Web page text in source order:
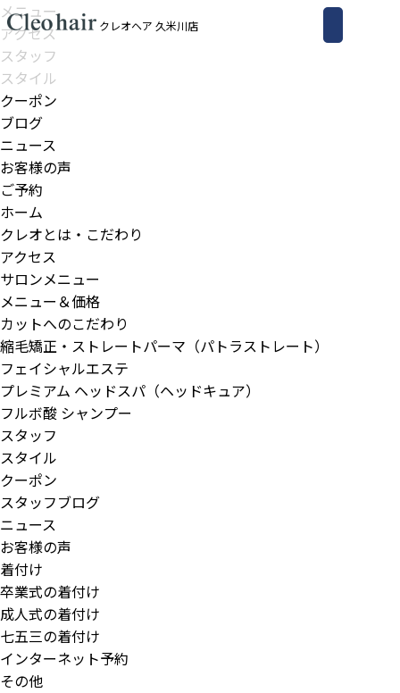
クレオヘア 久米川店
メニュー
アクセス
スタッフ
スタイル
クーポン
ブログ
ニュース
お客様の声
ご予約
ホーム
クレオとは・こだわり
アクセス
サロンメニュー
メニュー＆価格
カットへのこだわり
縮毛矯正・ストレートパーマ（パトラストレート）
フェイシャルエステ
プレミアム ヘッドスパ（ヘッドキュア）
フルボ酸 シャンプー
スタッフ
スタイル
クーポン
スタッフブログ
ニュース
お客様の声
着付け
卒業式の着付け
成人式の着付け
七五三の着付け
インターネット予約
その他